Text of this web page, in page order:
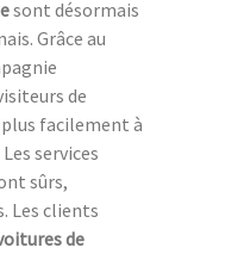
sont désormais
Grâce au
de
plus facilement à
services
sûrs,
Les clients
de